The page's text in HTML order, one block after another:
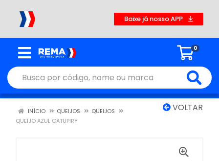
Baixe já nosso APP
0
VOLTAR
INÍCIO QUEIJOS
QUEIJOS
QUEIJO AZUL CATUPIRY